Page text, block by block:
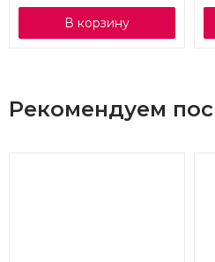
В корзину
Рекомендуем